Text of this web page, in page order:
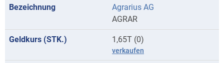
Agrarius AG
AGRAR
1,65T (0)
verkaufen